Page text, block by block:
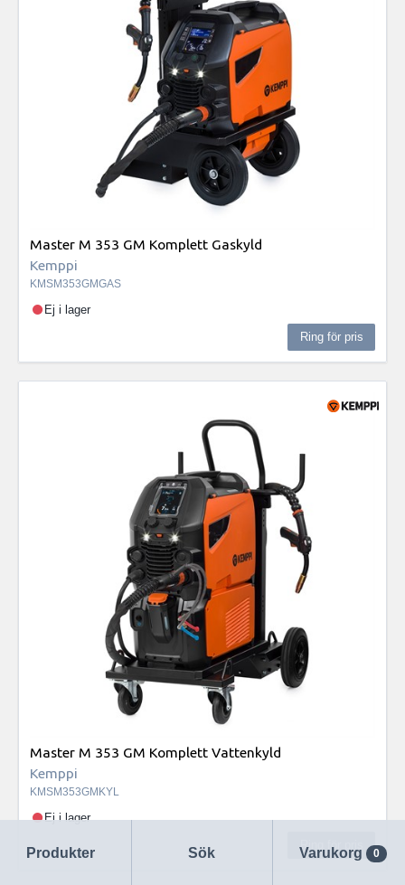
Produkter Sök Varukorg 0
Master M 353 GM Komplett Gaskyld
Kemppi
KMSM353GMGAS
Ej i lager
Ring för pris
Master M 353 GM Komplett Vattenkyld
Kemppi
KMSM353GMKYL
Ej i lager
Ring för pris